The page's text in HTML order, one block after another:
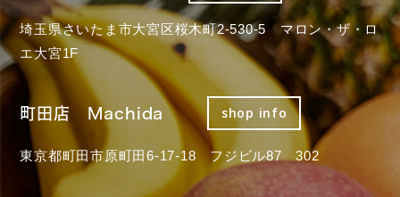
埼玉県さいたま市大宮区桜木町2-530-5 マロン・ザ・ロ
エ大宮1F
町田店 Machida shop info
東京都町田市原町田6-17-18 フジビル87 302